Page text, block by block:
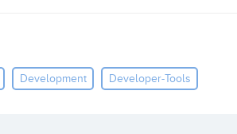
Development Developer-Tools